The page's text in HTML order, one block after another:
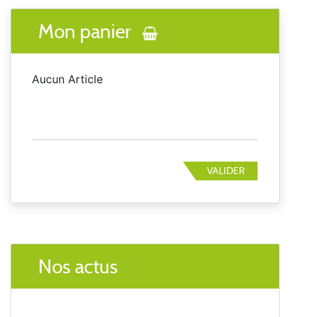
Mon panier
Aucun Article
VALIDER
Nos actus